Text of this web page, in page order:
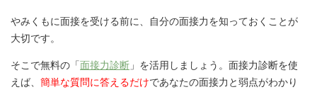
やみくもに面接を受ける前に、自分の面接力を知っておくことが
大切です。
そこで無料の「面接力診断 」を活用しましょう。面接力診断を使
えば、 簡単な質問に答えるだけであなたの面接力と弱点がわかり